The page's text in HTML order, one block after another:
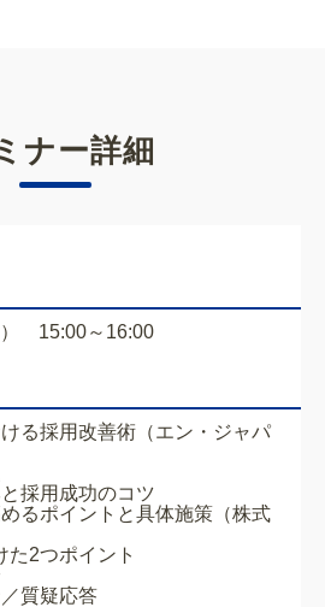
ナー詳細
） 15:00～16:00
る採用改善術（エン・ジャパ
採用成功のコツ
るポイントと具体施策（株式
2つポイント
質疑応答